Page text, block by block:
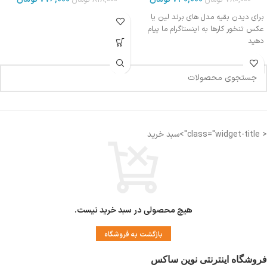
برای دیدن بقیه مدل های برند لین یا
عکس تنخور کارها به اینستاگرام ما پیام
دهید
< class="widget-title">سبد خرید
هیچ محصولی در سبد خرید نیست.
بازگشت به فروشگاه
فروشگاه اینترنتی نوین ساکس